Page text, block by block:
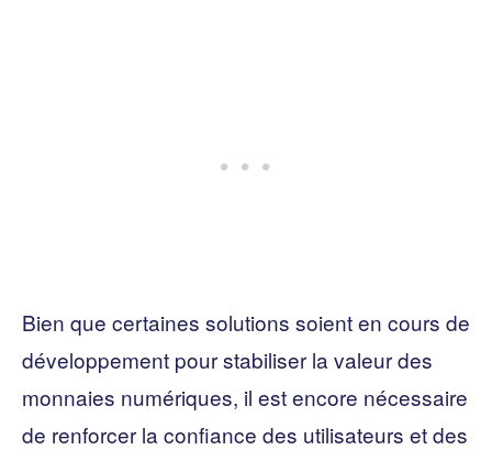
Bien que certaines solutions soient en cours de
développement pour stabiliser la valeur des
monnaies numériques, il est encore nécessaire
de renforcer la confiance des utilisateurs et des